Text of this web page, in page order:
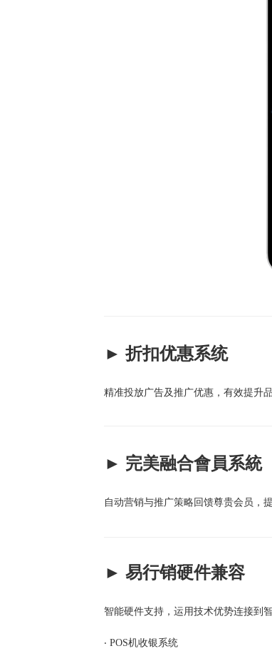
► 折扣优惠系统
精准投放广告及推广优惠，有效提升
► 完美融合會員系統
自动营销与推广策略回馈尊贵会员，
► 易行销硬件兼容
智能硬件支持，运用技术优势连接到
‧ POS机收银系统